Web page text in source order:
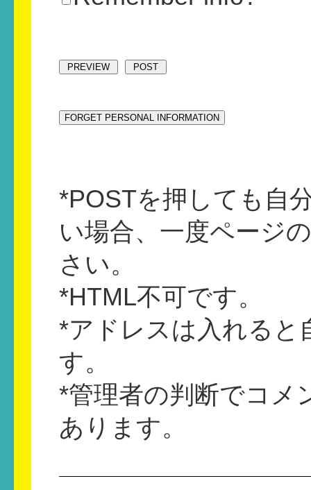
*POSTを押しても自
い場合、一度ページ
さい。
*HTML不可です。
*アドレスは入れると
す。
*管理者の判断でコメ
あります。